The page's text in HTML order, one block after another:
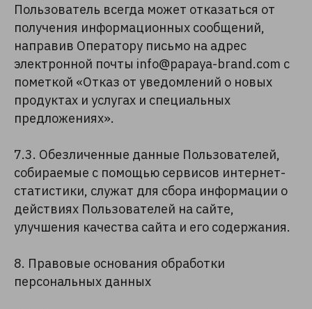
Пользователь всегда может отказаться от
получения информационных сообщений,
направив Оператору письмо на адрес
электронной почты info@papaya-brand.com с
пометкой «Отказ от уведомлений о новых
продуктах и услугах и специальных
предложениях».
7.3. Обезличенные данные Пользователей,
собираемые с помощью сервисов интернет-
статистики, служат для сбора информации о
действиях Пользователей на сайте,
улучшения качества сайта и его содержания.
8. Правовые основания обработки
персональных данных